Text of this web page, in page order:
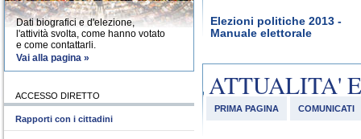
Elezioni politiche 2013 -
Manuale elettorale
ATTUALITA'
PRIMA PAGINA COMUNICATI
Dati biografici e d'elezione,
l'attività svolta, come hanno votato
e come contattarli.
Vai alla pagina »
ACCESSO DIRETTO
Rapporti con i cittadini